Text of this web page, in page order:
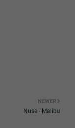
NEWER
Nuse - Malibu